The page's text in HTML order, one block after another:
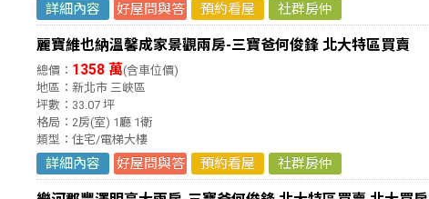
詳細內容 好屋問與答 預約看屋 社群房仲
麗寶維也納溫馨成家景觀兩房-三寶爸何俊鋒 北大特區買賣
總價： 1358 萬(含車位價)
地區：新北市 三峽區
坪數：33.07 坪
格局：2房(室) 1廳 1衛
類型：住宅/電梯大樓
詳細內容 好屋問與答 預約看屋 社群房仲